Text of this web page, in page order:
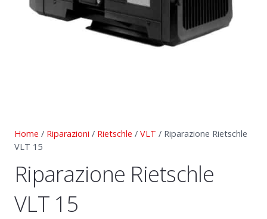
Home / Riparazioni / Rietschle / VLT / Riparazione Rietschle
VLT 15
Riparazione Rietschle
VLT 15